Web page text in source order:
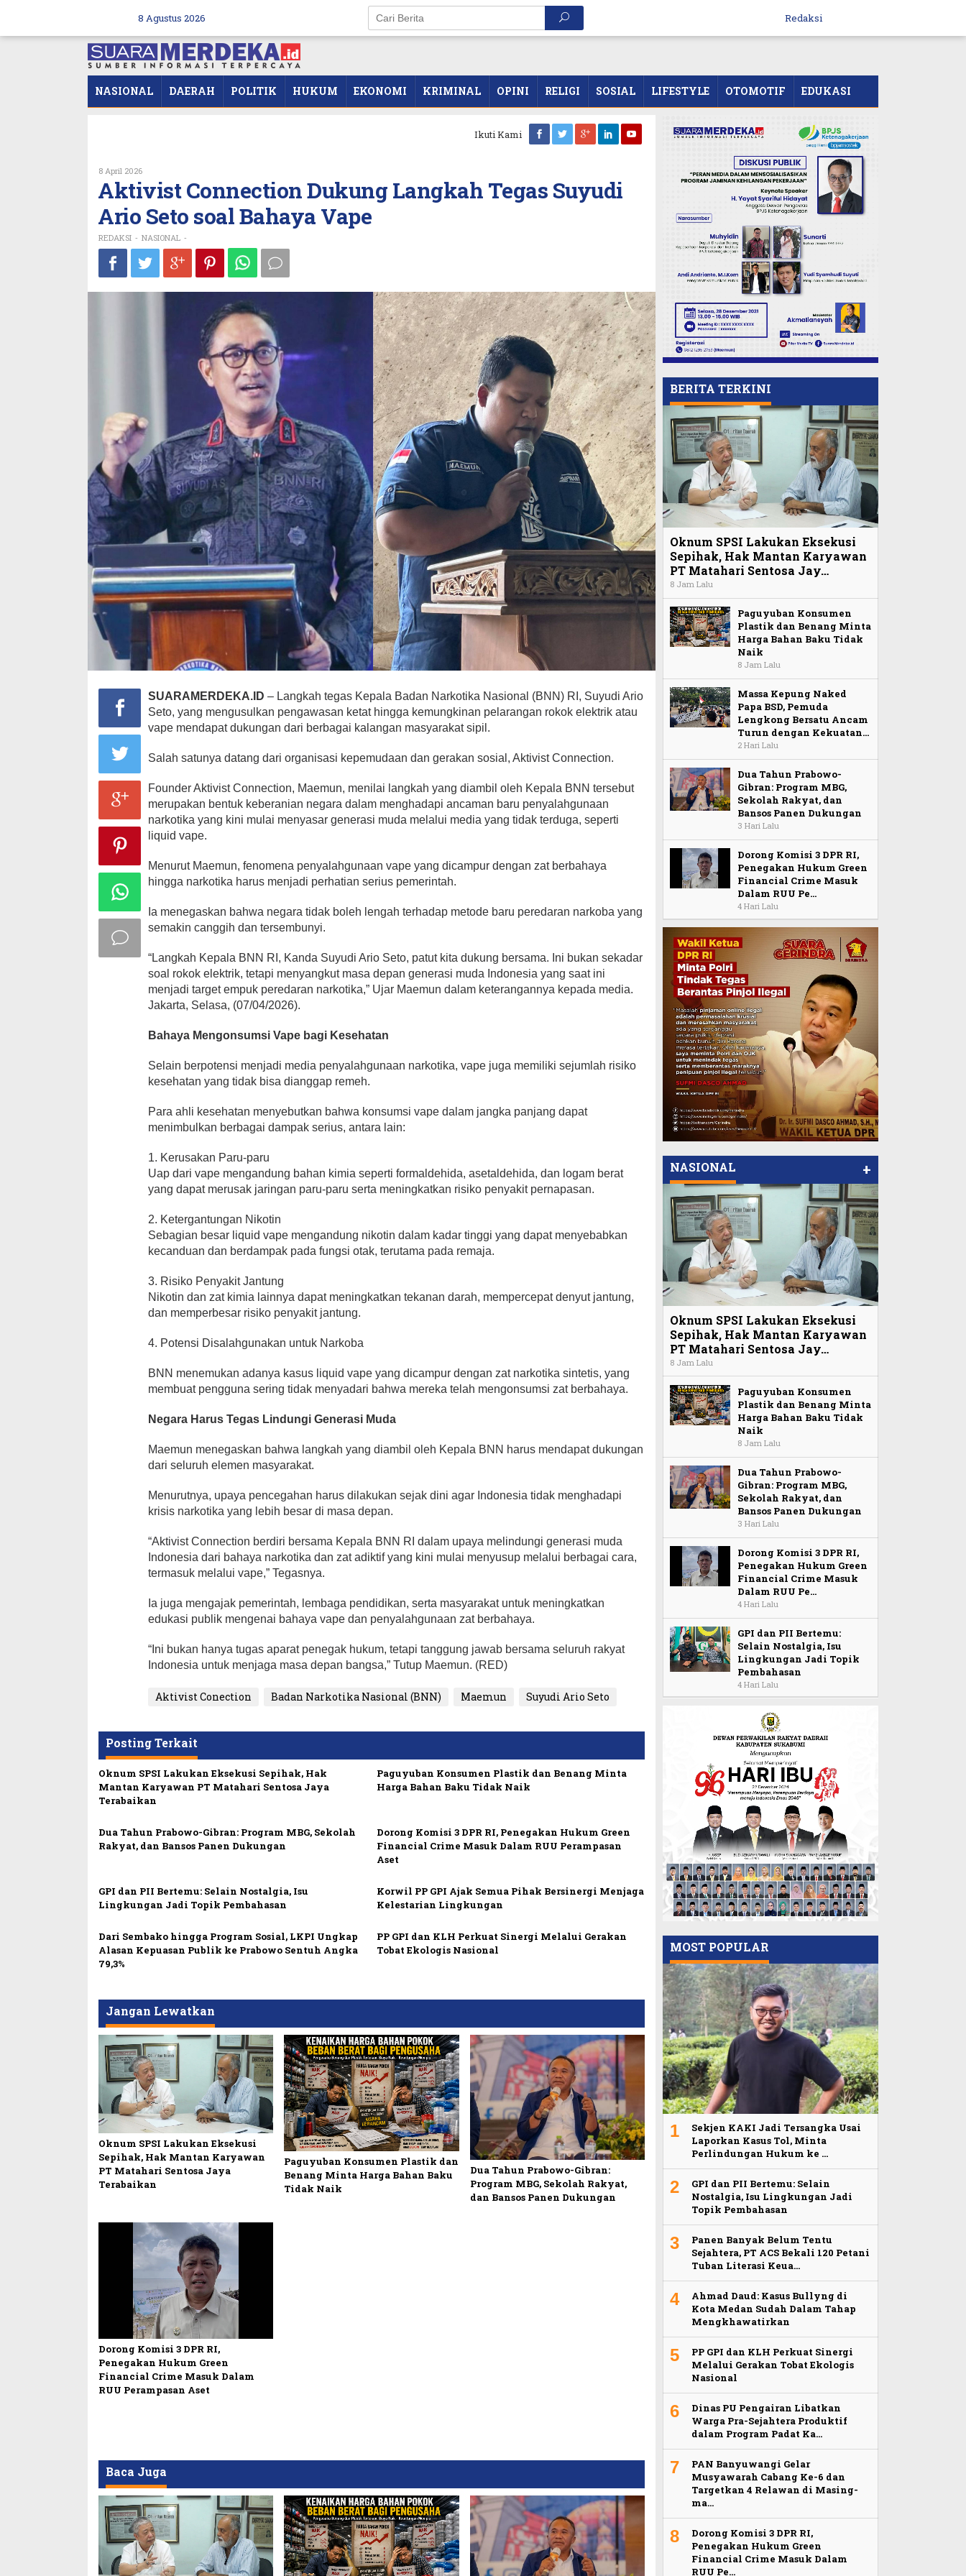
8 Agustus 2026 Redaksi
NASIONAL DAERAH POLITIK HUKUM EKONOMI KRIMINAL OPINI RELIGI SOSIAL LIFESTYLE OTOMOTIF EDUKASI
Ikuti Kami
8 April 2026Oleh
REDAKSI
Aktivist Connection Dukung Langkah Tegas Suyudi
Ario Seto soal Bahaya Vape
REDAKSI - NASIONAL -
SUARAMERDEKA.ID – Langkah tegas Kepala Badan Narkotika Nasional (BNN) RI, Suyudi Ario
Seto, yang mengusulkan pengawasan ketat hingga kemungkinan pelarangan rokok elektrik atau
vape mendapat dukungan dari berbagai kalangan masyarakat sipil.
Salah satunya datang dari organisasi kepemudaan dan gerakan sosial, Aktivist Connection.
Founder Aktivist Connection, Maemun, menilai langkah yang diambil oleh Kepala BNN tersebut
merupakan bentuk keberanian negara dalam menghadapi ancaman baru penyalahgunaan
narkotika yang kini mulai menyasar generasi muda melalui media yang tidak terduga, seperti
liquid vape.
Menurut Maemun, fenomena penyalahgunaan vape yang dicampur dengan zat berbahaya
hingga narkotika harus menjadi perhatian serius pemerintah.
Ia menegaskan bahwa negara tidak boleh lengah terhadap metode baru peredaran narkoba yang
semakin canggih dan tersembunyi.
“Langkah Kepala BNN RI, Kanda Suyudi Ario Seto, patut kita dukung bersama. Ini bukan sekadar
soal rokok elektrik, tetapi menyangkut masa depan generasi muda Indonesia yang saat ini
menjadi target empuk peredaran narkotika,” Ujar Maemun dalam keterangannya kepada media.
Jakarta, Selasa, (07/04/2026).
Bahaya Mengonsumsi Vape bagi Kesehatan
Selain berpotensi menjadi media penyalahgunaan narkotika, vape juga memiliki sejumlah risiko
kesehatan yang tidak bisa dianggap remeh.
Para ahli kesehatan menyebutkan bahwa konsumsi vape dalam jangka panjang dapat
menimbulkan berbagai dampak serius, antara lain:
1. Kerusakan Paru-paru
Uap dari vape mengandung bahan kimia seperti formaldehida, asetaldehida, dan logam berat
yang dapat merusak jaringan paru-paru serta meningkatkan risiko penyakit pernapasan.
2. Ketergantungan Nikotin
Sebagian besar liquid vape mengandung nikotin dalam kadar tinggi yang dapat menyebabkan
kecanduan dan berdampak pada fungsi otak, terutama pada remaja.
3. Risiko Penyakit Jantung
Nikotin dan zat kimia lainnya dapat meningkatkan tekanan darah, mempercepat denyut jantung,
dan memperbesar risiko penyakit jantung.
4. Potensi Disalahgunakan untuk Narkoba
BNN menemukan adanya kasus liquid vape yang dicampur dengan zat narkotika sintetis, yang
membuat pengguna sering tidak menyadari bahwa mereka telah mengonsumsi zat berbahaya.
Negara Harus Tegas Lindungi Generasi Muda
Maemun menegaskan bahwa langkah yang diambil oleh Kepala BNN harus mendapat dukungan
dari seluruh elemen masyarakat.
Menurutnya, upaya pencegahan harus dilakukan sejak dini agar Indonesia tidak menghadapi
krisis narkotika yang lebih besar di masa depan.
“Aktivist Connection berdiri bersama Kepala BNN RI dalam upaya melindungi generasi muda
Indonesia dari bahaya narkotika dan zat adiktif yang kini mulai menyusup melalui berbagai cara,
termasuk melalui vape,” Tegasnya.
Ia juga mengajak pemerintah, lembaga pendidikan, serta masyarakat untuk meningkatkan
edukasi publik mengenai bahaya vape dan penyalahgunaan zat berbahaya.
“Ini bukan hanya tugas aparat penegak hukum, tetapi tanggung jawab bersama seluruh rakyat
Indonesia untuk menjaga masa depan bangsa,” Tutup Maemun. (RED)
Aktivist Conection Badan Narkotika Nasional (BNN) Maemun Suyudi Ario Seto
Posting Terkait
Oknum SPSI Lakukan Eksekusi Sepihak, Hak
Mantan Karyawan PT Matahari Sentosa Jaya
Terabaikan
Paguyuban Konsumen Plastik dan Benang Minta
Harga Bahan Baku Tidak Naik
Dua Tahun Prabowo-Gibran: Program MBG, Sekolah
Rakyat, dan Bansos Panen Dukungan
Dorong Komisi 3 DPR RI, Penegakan Hukum Green
Financial Crime Masuk Dalam RUU Perampasan
Aset
GPI dan PII Bertemu: Selain Nostalgia, Isu
Lingkungan Jadi Topik Pembahasan
Korwil PP GPI Ajak Semua Pihak Bersinergi Menjaga
Kelestarian Lingkungan
Dari Sembako hingga Program Sosial, LKPI Ungkap
Alasan Kepuasan Publik ke Prabowo Sentuh Angka
79,3%
PP GPI dan KLH Perkuat Sinergi Melalui Gerakan
Tobat Ekologis Nasional
Jangan Lewatkan
Oknum SPSI Lakukan Eksekusi
Sepihak, Hak Mantan Karyawan
PT Matahari Sentosa Jaya
Terabaikan
Paguyuban Konsumen Plastik dan
Benang Minta Harga Bahan Baku
Tidak Naik
Dua Tahun Prabowo-Gibran:
Program MBG, Sekolah Rakyat,
dan Bansos Panen Dukungan
Dorong Komisi 3 DPR RI,
Penegakan Hukum Green
Financial Crime Masuk Dalam
RUU Perampasan Aset
Baca Juga
BERITA TERKINI
Oknum SPSI Lakukan Eksekusi
Sepihak, Hak Mantan Karyawan
PT Matahari Sentosa Jay…
8 Jam Lalu
Paguyuban Konsumen
Plastik dan Benang Minta
Harga Bahan Baku Tidak
Naik
8 Jam Lalu
Massa Kepung Naked
Papa BSD, Pemuda
Lengkong Bersatu Ancam
Turun dengan Kekuatan…
2 Hari Lalu
Dua Tahun Prabowo-
Gibran: Program MBG,
Sekolah Rakyat, dan
Bansos Panen Dukungan
3 Hari Lalu
Dorong Komisi 3 DPR RI,
Penegakan Hukum Green
Financial Crime Masuk
Dalam RUU Pe…
4 Hari Lalu
NASIONAL +
Oknum SPSI Lakukan Eksekusi
Sepihak, Hak Mantan Karyawan
PT Matahari Sentosa Jay…
8 Jam Lalu
Paguyuban Konsumen
Plastik dan Benang Minta
Harga Bahan Baku Tidak
Naik
8 Jam Lalu
Dua Tahun Prabowo-
Gibran: Program MBG,
Sekolah Rakyat, dan
Bansos Panen Dukungan
3 Hari Lalu
Dorong Komisi 3 DPR RI,
Penegakan Hukum Green
Financial Crime Masuk
Dalam RUU Pe…
4 Hari Lalu
GPI dan PII Bertemu:
Selain Nostalgia, Isu
Lingkungan Jadi Topik
Pembahasan
4 Hari Lalu
MOST POPULAR
1
Sekjen KAKI Jadi Tersangka Usai
Laporkan Kasus Tol, Minta
Perlindungan Hukum ke …
2
GPI dan PII Bertemu: Selain
Nostalgia, Isu Lingkungan Jadi
Topik Pembahasan
3
Panen Banyak Belum Tentu
Sejahtera, PT ACS Bekali 120 Petani
Tuban Literasi Keua…
4
Ahmad Daud: Kasus Bullyng di
Kota Medan Sudah Dalam Tahap
Mengkhawatirkan
5
PP GPI dan KLH Perkuat Sinergi
Melalui Gerakan Tobat Ekologis
Nasional
6
Dinas PU Pengairan Libatkan
Warga Pra-Sejahtera Produktif
dalam Program Padat Ka…
7
PAN Banyuwangi Gelar
Musyawarah Cabang Ke-6 dan
Targetkan 4 Relawan di Masing-
ma…
8
Dorong Komisi 3 DPR RI,
Penegakan Hukum Green
Financial Crime Masuk Dalam
RUU Pe…